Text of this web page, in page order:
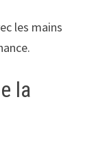
les mains
la